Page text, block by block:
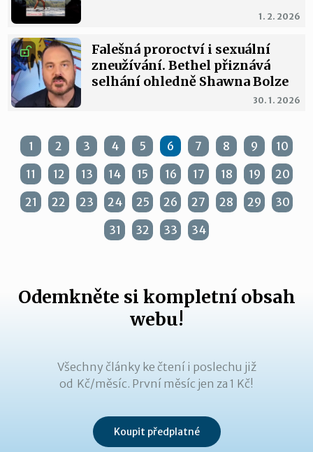
1. 2. 2026
30. 1. 2026
Falešná proroctví i sexuální
zneužívání. Bethel přiznává
selhání ohledně Shawna Bolze
1 2 3 4 5 6 7 8 9
10
11
12 13 14 15 16 17 18 19
20
21
22 23 24 25 26 27 28 29
30
31
32 33 34
Odemkněte si kompletní obsah
webu!
Všechny články ke čtení i poslechu již
od Kč/měsíc. První měsíc jen za 1 Kč!
Koupit předplatné